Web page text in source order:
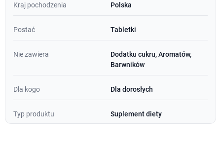
Kraj pochodzenia Polska
Postać Tabletki
Nie zawiera
Dodatku cukru, Aromatów,
Barwników
Dla kogo Dla dorosłych
Typ produktu Suplement diety